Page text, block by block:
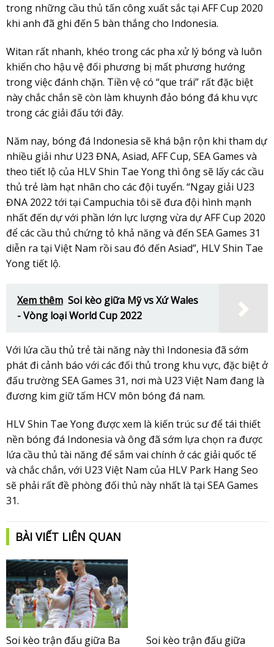
trong những cầu thủ tấn công xuất sắc tại AFF Cup 2020
khi anh đã ghi đến 5 bàn thắng cho Indonesia.
Witan rất nhanh, khéo trong các pha xử lý bóng và luôn
khiến cho hậu vệ đối phương bị mất phương hướng
trong việc đánh chặn. Tiền vệ có “que trái” rất đặc biệt
này chắc chắn sẽ còn làm khuynh đảo bóng đá khu vực
trong các giải đấu tới đây.
Năm nay, bóng đá Indonesia sẽ khá bận rộn khi tham dự
nhiều giải như U23 ĐNA, Asiad, AFF Cup, SEA Games và
theo tiết lộ của HLV Shin Tae Yong thì ông sẽ lấy các cầu
thủ trẻ làm hạt nhân cho các đội tuyển. “Ngay giải U23
ĐNA 2022 tới tại Campuchia tôi sẽ đưa đội hình mạnh
nhất đến dự với phần lớn lực lượng vừa dự AFF Cup 2020
để các cầu thủ chứng tỏ khả năng và đến SEA Games 31
diễn ra tại Việt Nam rồi sau đó đến Asiad”, HLV Shin Tae
Yong tiết lộ.
Xem thêm Soi kèo giữa Mỹ vs Xứ Wales
- Vòng loại World Cup 2022
Với lứa cầu thủ trẻ tài năng này thì Indonesia đã sớm
phát đi cảnh báo với các đối thủ trong khu vực, đặc biệt ở
đấu trường SEA Games 31, nơi mà U23 Việt Nam đang là
đương kim giữ tấm HCV môn bóng đá nam.
HLV Shin Tae Yong được xem là kiến trúc sư để tái thiết
nền bóng đá Indonesia và ông đã sớm lựa chọn ra được
lứa cầu thủ tài năng để sắm vai chính ở các giải quốc tế
và chắc chắn, với U23 Việt Nam của HLV Park Hang Seo
sẽ phải rất đề phòng đối thủ này nhất là tại SEA Games
31.
BÀI VIẾT LIÊN QUAN
Soi kèo trận đấu giữa Ba
Soi kèo trận đấu giữa